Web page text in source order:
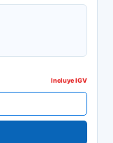
Incluye IGV